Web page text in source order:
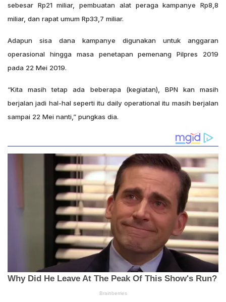
sebesar Rp21 miliar, pembuatan alat peraga kampanye Rp8,8
miliar, dan rapat umum Rp33,7 miliar.
Adapun sisa dana kampanye digunakan untuk anggaran
operasional hingga masa penetapan pemenang Pilpres 2019
pada 22 Mei 2019.
“Kita masih tetap ada beberapa (kegiatan), BPN kan masih
berjalan jadi hal-hal seperti itu daily operational itu masih berjalan
sampai 22 Mei nanti,” pungkas dia.